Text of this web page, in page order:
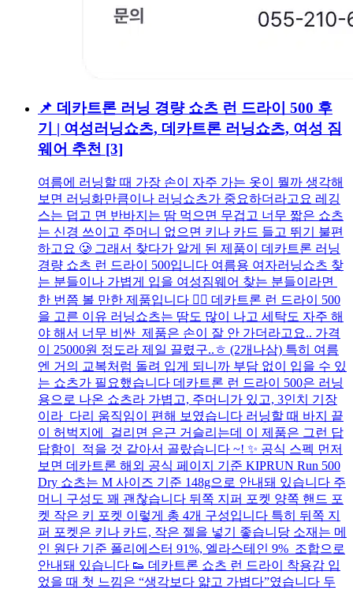
📌 데카트론 러닝 경량 쇼츠 런 드라이 500 후
기 | 여성러닝쇼츠, 데카트론 러닝쇼츠, 여성 짐
웨어 추천 [3]
여름에 러닝할 때 가장 손이 자주 가는 옷이 뭘까 생각해
보면 러닝화만큼이나 러닝쇼츠가 중요하더라고요 레깅
스는 덥고 면 반바지는 땀 먹으면 무겁고 너무 짧은 쇼츠
는 신경 쓰이고 주머니 없으면 키나 카드 들고 뛰기 불편
하고요 🥲 그래서 찾다가 알게 된 제품이 데카트론 러닝
경량 쇼츠 런 드라이 500입니다 여름용 여자러닝쇼츠 찾
는 분들이나 가볍게 입을 여성짐웨어 찾는 분들이라면
한 번쯤 볼 만한 제품입니다 🏃‍♀️ 데카트론 런 드라이 500
을 고른 이유 러닝쇼츠는 땀도 많이 나고 세탁도 자주 해
야 해서 너무 비싼 제품은 손이 잘 안 가더라고요.. 가격
이 25000원 정도라 제일 끌렸구..ㅎ (2개나삼) 특히 여름
엔 거의 교복처럼 돌려 입게 되니까 부담 없이 입을 수 있
는 쇼츠가 필요했습니다 데카트론 런 드라이 500은 러닝
용으로 나온 쇼츠라 가볍고, 주머니가 있고, 3인치 기장
이라 다리 움직임이 편해 보였습니다 러닝할 때 바지 끝
이 허벅지에 걸리면 은근 거슬리는데 이 제품은 그런 답
답함이 적을 것 같아서 골랐습니다 ~! ✨ 공식 스펙 먼저
보면 데카트론 해외 공식 페이지 기준 KIPRUN Run 500
Dry 쇼츠는 M 사이즈 기준 148g으로 안내돼 있습니다 주
머니 구성도 꽤 괜찮습니다 뒤쪽 지퍼 포켓 양쪽 핸드 포
켓 작은 키 포켓 이렇게 총 4개 구성입니다 특히 뒤쪽 지
퍼 포켓은 키나 카드, 작은 젤을 넣기 좋습니당 소재는 메
인 원단 기준 폴리에스터 91%, 엘라스테인 9% 조합으로
안내돼 있습니다 👟 데카트론 쇼츠 런 드라이 착용감 입
었을 때 첫 느낌은 “생각보다 얇고 가볍다”였습니다 두